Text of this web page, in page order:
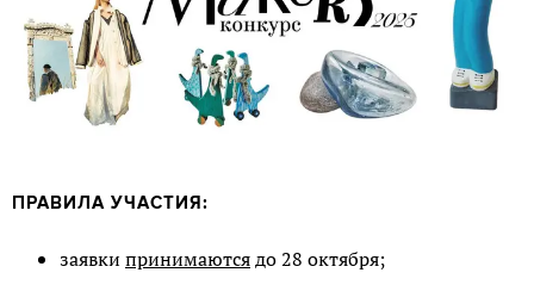
ПРАВИЛА УЧАСТИЯ:
заявки принимаютсядо 28 октября;